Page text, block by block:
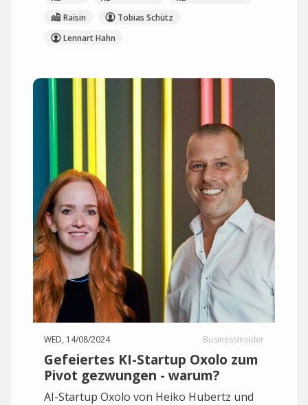
Raisin
Tobias Schütz
Lennart Hahn
WED, 14/08/2024 BusinessInsider
Gefeiertes KI-Startup Oxolo zum
Pivot gezwungen - warum?
AI-Startup Oxolo von Heiko Hubertz und